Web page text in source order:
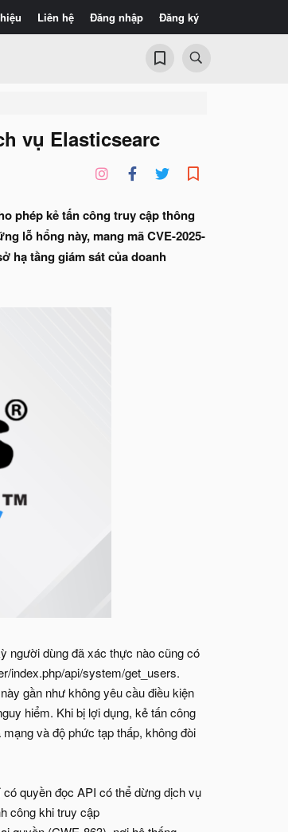
Liên hệ Đăng nhập Đăng ký
vụ Elasticsearc
phép kẻ tấn công truy cập thông
lỗ hổng này, mang mã CVE-2025-
hạ tầng giám sát của doanh
người dùng đã xác thực nào cũng có
index.php/api/system/get_users.
gần như không yêu cầu điều kiện
hiểm. Khi bị lợi dụng, kẻ tấn công
và độ phức tạp thấp, không đòi
quyền đọc API có thể dừng dịch vụ
công khi truy cập